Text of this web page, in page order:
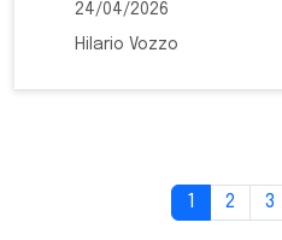
24/04/2026
Hilario Vozzo
1 2 3